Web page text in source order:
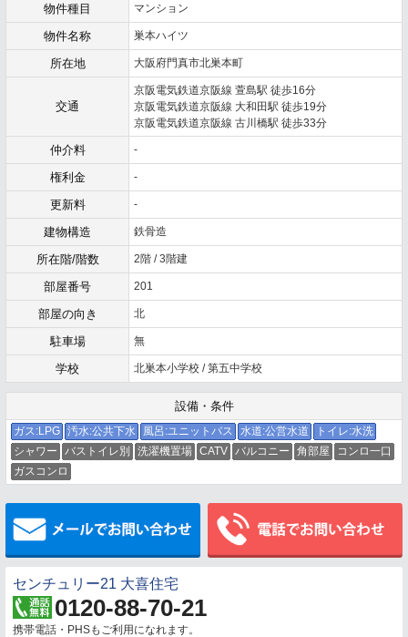
物件種目 マンション
物件名称 巣本ハイツ
所在地 大阪府門真市北巣本町
交通
京阪電気鉄道京阪線 萱島駅 徒歩16分
京阪電気鉄道京阪線 大和田駅 徒歩19分
京阪電気鉄道京阪線 古川橋駅 徒歩33分
仲介料 -
権利金 -
更新料 -
建物構造 鉄骨造
所在階/階数 2階 / 3階建
部屋番号 201
部屋の向き 北
駐車場 無
学校 北巣本小学校 / 第五中学校
設備・条件
ガス:LPG 汚水:公共下水 風呂:ユニットバス 水道:公営水道
トイレ:水洗
シャワー
バストイレ別 洗濯機置場 CATV バルコニー 角部屋
コンロ一口
ガスコンロ
メールでお問い合わせ
センチュリー21 大喜住宅
0120-88-70-21
携帯電話・PHSもご利用になれます。